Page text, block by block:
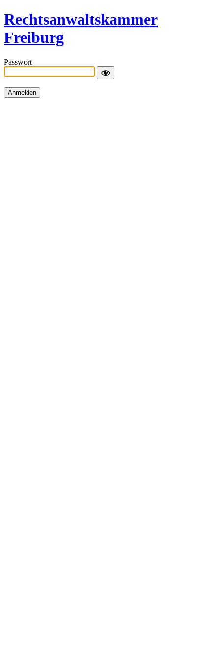
Rechtsanwaltskammer
Freiburg
Passwort